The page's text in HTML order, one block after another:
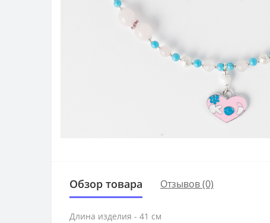
Обзор товара Отзывов (0)
Длина изделия - 41 см